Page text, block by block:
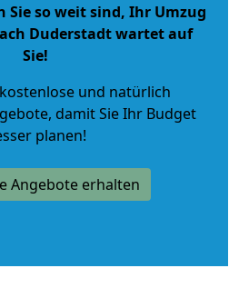
Sie so weit sind, Ihr Umzug
Duderstadt wartet auf
Sie!
und natürlich
, damit Sie Ihr Budget
planen!
Angebote erhalten